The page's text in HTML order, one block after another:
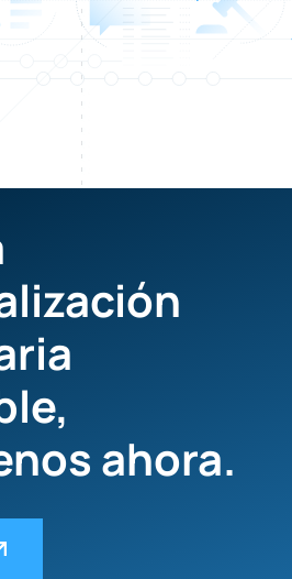
ahora.